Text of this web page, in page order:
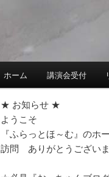
ホーム 講演会受付
★ お知らせ ★
ようこそ
『ふらっとほ～む』のホ
訪問 ありがとうござい